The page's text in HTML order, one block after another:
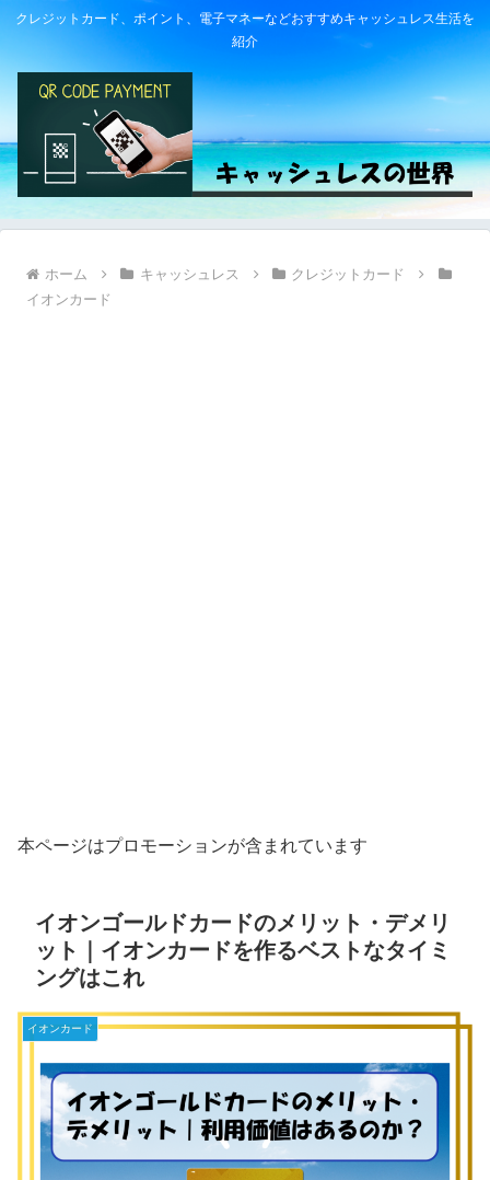
クレジットカード、ポイント、電子マネーなどおすすめキャッシュレス生活を
紹介
ホーム キャッシュレス
クレジットカード
イオンカード
本ページはプロモーションが含まれています
イオンゴールドカードのメリット・デメリ
ット｜イオンカードを作るベストなタイミ
ングはこれ
イオンカード